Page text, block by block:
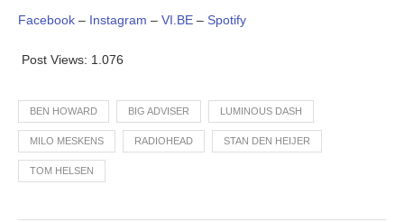
Facebook – Instagram – VI.BE – Spotify
Post Views: 1.076
BEN HOWARD BIG ADVISER LUMINOUS DASH
MILO MESKENS RADIOHEAD STAN DEN HEIJER
TOM HELSEN